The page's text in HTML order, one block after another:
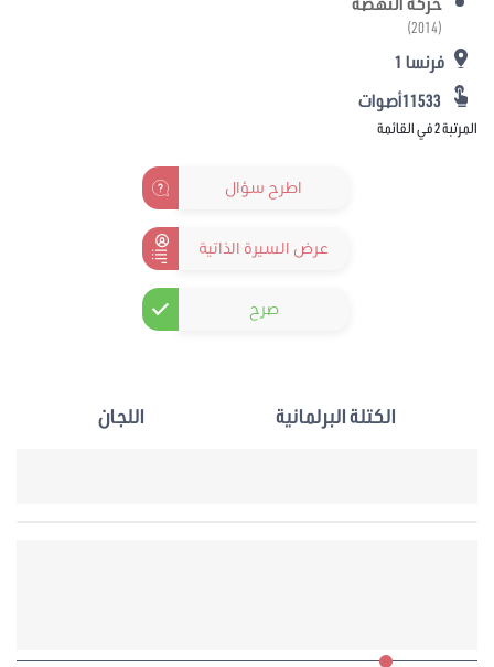
(2014)
فرنسا 1
المرتبة 2 في القائمة
اطرح سؤال
عرض السيرة الذاتية
صرح
الكتلة البرلمانية اللجان